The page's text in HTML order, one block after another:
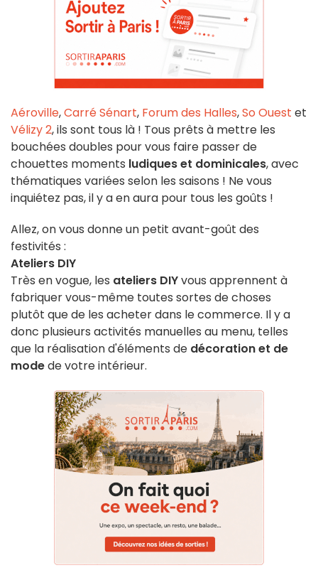
Aéroville,Carré Sénart, Forum des Halles,So Ouest et
Vélizy 2, ils sont tous là ! Tous prêts à mettre les
bouchées doubles pour vous faire passer de
chouettes moments ludiques et dominicales, avec
thématiques variées selon les saisons ! Ne vous
inquiétez pas, il y a en aura pour tous les goûts !
Allez, on vous donne un petit avant-goût des
festivités :
Ateliers DIY
Très en vogue, les ateliers DIYvous apprennent à
fabriquer vous-même toutes sortes de choses
plutôt que de les acheter dans le commerce. Il y a
donc plusieurs activités manuelles au menu, telles
que la réalisation d'éléments de décoration et de
modede votre intérieur.